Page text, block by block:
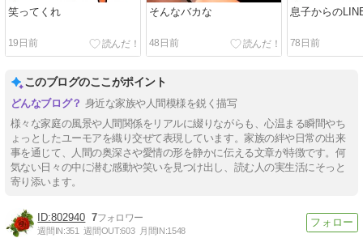
笑ってくれ
19日前
そんなバカな
48日前
息子からの
78日前
このブログのここがポイント
身近な家族や人間模様を鋭く描写
様々な家庭の風景や人間関係をリアルに綴りながらも、心温まる瞬間やち
ょっとしたユーモアを織り交ぜて表現しています。家族の絆や日常の出来
事を通じて、人間の奥深さや愛情の形を静かに伝える文章が特徴です。何
気ない日々の中に潜む感動や笑いを見つけ出し、読む人の実生活にそっと
寄り添います。
802940 7
週間IN:351 週間OUT:603 月間IN:1548